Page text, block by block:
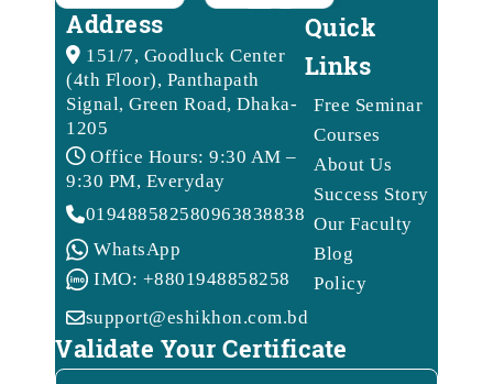
Address
151/7, Goodluck Center
(4th Floor), Panthapath
Signal, Green Road, Dhaka-
1205
Office Hours: 9:30 AM –
9:30 PM, Everyday
0194885825809638388388
WhatsApp
IMO: +8801948858258
support@eshikhon.com.bd
Quick
Links
Free Seminar
Courses
About Us
Success Story
Our Faculty
Blog
Policy
Validate Your Certificate